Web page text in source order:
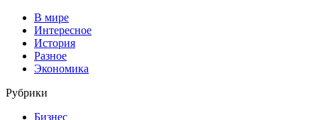
В мире
Интересное
История
Разное
Экономика
Рубрики
Бизнес